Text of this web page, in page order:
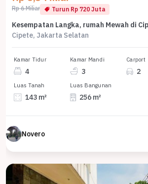
Rp 6 Miliar Turun Rp 720 Juta
Cipete, Jakarta Selatan
Kamar Tidur
4
Kamar Mandi
3
Carport
2
Luas Tanah
143 m²
Luas Bangunan
256 m²
Novero